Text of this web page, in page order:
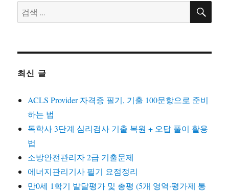
검
색:
검
최신 글
ACLS Provider 자격증 필기, 기출 100문항으로 준비
하는 법
독학사 3단계 심리검사 기출 복원 + 오답 풀이 활용
법
소방안전관리자 2급 기출문제
에너지관리기사 필기 요점정리
만0세 1학기 발달평가 및 총평 (5개 영역·평가제 통